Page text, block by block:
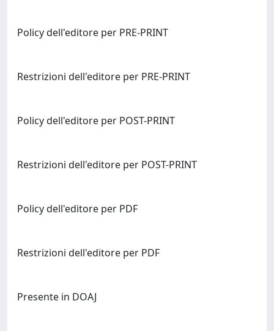
Policy dell'editore per PRE-PRINT
Restrizioni dell'editore per PRE-PRINT
Policy dell'editore per POST-PRINT
Restrizioni dell'editore per POST-PRINT
Policy dell'editore per PDF
Restrizioni dell'editore per PDF
Presente in DOAJ